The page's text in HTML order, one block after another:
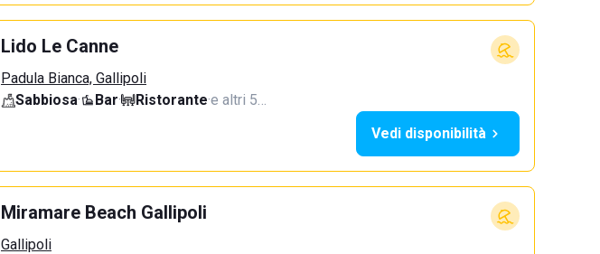
Lido Le Canne
Padula Bianca, Gallipoli
Sabbiosa· Bar· Ristorante·e altri 5…
Vedi disponibilità
Miramare Beach Gallipoli
Gallipoli